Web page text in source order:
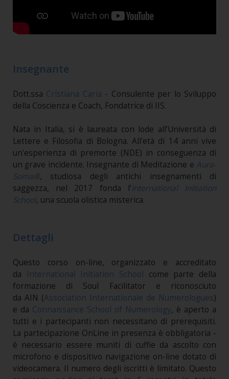
Insegnante
Dott.ssa Cristiana Caria - Consulente per lo Sviluppo
della Coscienza e Coach, Fondatrice di IIS.
Nata in Italia, si è laureata con lode all’Università di
Lettere e Filosofia di Bologna. All'età di 14 anni vive
un'esperienza di premorte (NDE) in conseguenza di
un grave incidente. Insegnante di Meditazione e Aura-
Soma®, studiosa degli antichi insegnamenti di
saggezza, nel 2017 fonda l’International Initiation
School, una scuola olistica misterica.
Dettagli
Questo corso on-line, organizzato e accreditato
da
International Initiation School come parte della
formazione di Soul Facilitator e riconosciuto
da AIN (Association Internationale de Numerologues)
e da Connaissance School of Numerology, è aperto a
tutti e i partecipanti non necessitano di prerequisiti.
La partecipazione OnLine in presenza è obbligatoria -
è necessario essere muniti di cuffie da ascolto con
microfono e dispositivo navigazione on-line dotato di
videocamera. Il numero degli iscritti è limitato. Questo